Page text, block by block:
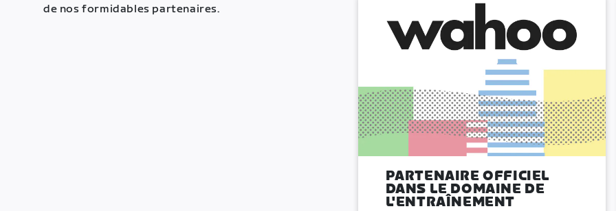
de nos formidables partenaires.
PARTENAIRE OFFICIEL
DANS LE DOMAINE DE
L'ENTRAÎNEMENT